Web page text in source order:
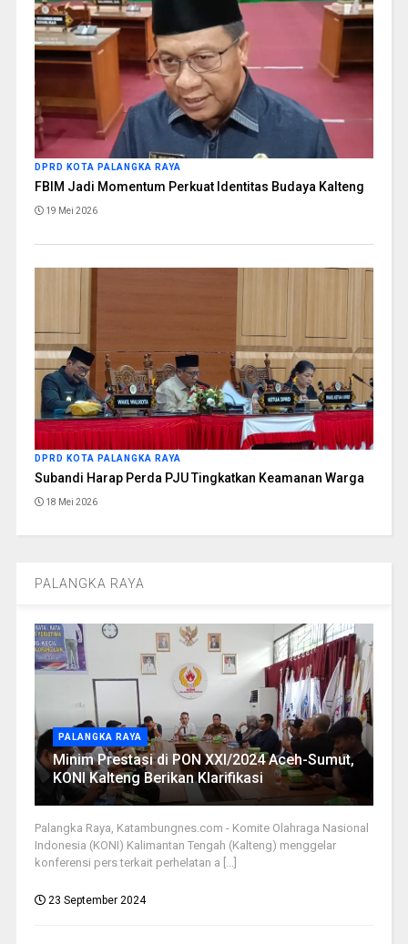
DPRD KOTA PALANGKA RAYA
FBIM Jadi Momentum Perkuat Identitas Budaya Kalteng
19 Mei 2026
DPRD KOTA PALANGKA RAYA
Subandi Harap Perda PJU Tingkatkan Keamanan Warga
18 Mei 2026
PALANGKA RAYA
PALANGKA RAYA
Minim Prestasi di PON XXI/2024 Aceh-Sumut,
KONI Kalteng Berikan Klarifikasi
Palangka Raya, Katambungnes.com - Komite Olahraga Nasional
Indonesia (KONI) Kalimantan Tengah (Kalteng) menggelar
konferensi pers terkait perhelatan a [...]
23 September 2024